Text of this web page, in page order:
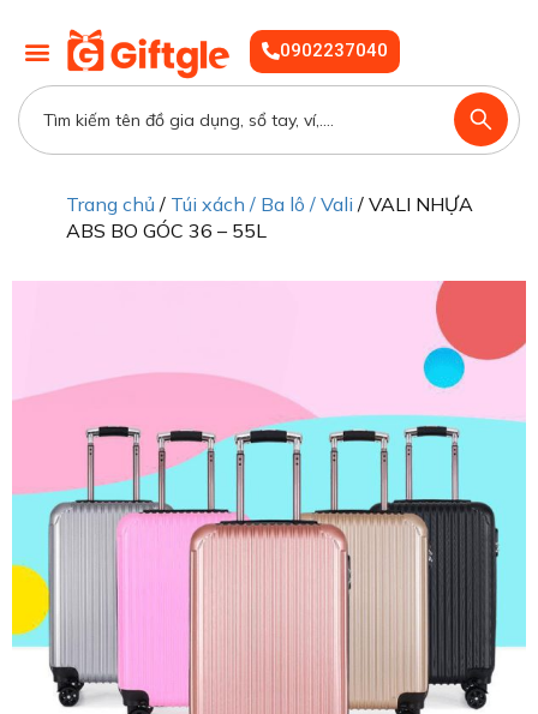
0902237040
Trang chủ / Túi xách / Ba lô / Vali / VALI NHỰA
ABS BO GÓC 36 – 55L